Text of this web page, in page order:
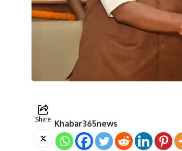
Share Khabar365news